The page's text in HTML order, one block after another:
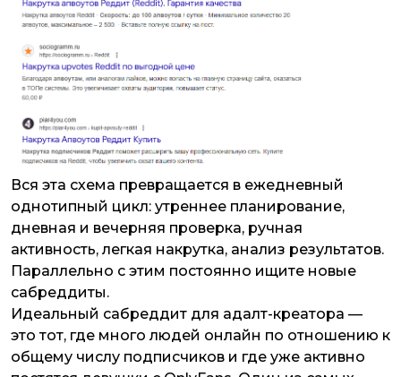
Вся эта схема превращается в ежедневный
однотипный цикл: утреннее планирование,
дневная и вечерняя проверка, ручная
активность, легкая накрутка, анализ результатов.
Параллельно с этим постоянно ищите новые
сабреддиты.
Идеальный сабреддит для адалт-креатора —
это тот, где много людей онлайн по отношению к
общему числу подписчиков и где уже активно